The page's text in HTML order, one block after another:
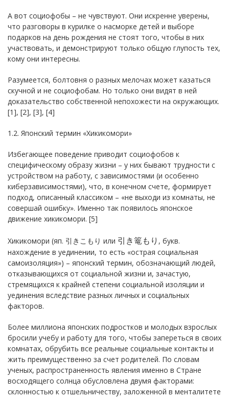
А вот социофобы – не чувствуют. Они искренне уверены,
что разговоры в курилке о насморке детей и выборе
подарков на день рождения не стоят того, чтобы в них
участвовать, и демонстрируют только общую глупость тех,
кому они интересны.
Разумеется, болтовня о разных мелочах может казаться
скучной и не социофобам. Но только они видят в ней
доказательство собственной непохожести на окружающих.
[1], [2], [3], [4]
1.2. Японский термин «Хикикомори»
Избегающее поведение приводит социофобов к
специфическому образу жизни – у них бывают трудности с
устройством на работу, с зависимостями (и особенно
киберзависимостями), что, в конечном счете, формирует
подход, описанный классиком – «не выходи из комнаты, не
совершай ошибку». Именно так появилось японское
движение хикикомори. [5]
Хикикомори (яп. 引きこもり или 引き篭もり , букв.
нахождение в уединении, то есть «острая социальная
самоизоляция») – японский термин, обозначающий людей,
отказывающихся от социальной жизни и, зачастую,
стремящихся к крайней степени социальной изоляции и
уединения вследствие разных личных и социальных
факторов.
Более миллиона японских подростков и молодых взрослых
бросили учебу и работу для того, чтобы запереться в своих
комнатах, обрубить все реальные социальные контакты и
жить преимущественно за счет родителей. По словам
ученых, распространенность явления именно в Стране
восходящего солнца обусловлена двумя факторами:
склонностью к отшельничеству, заложенной в менталитете